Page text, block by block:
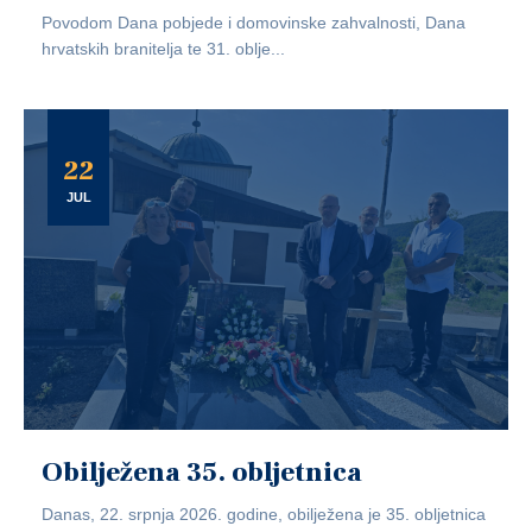
Povodom Dana pobjede i domovinske zahvalnosti, Dana
hrvatskih branitelja te 31. oblje...
22
JUL
Obilježena 35. obljetnica
Danas, 22. srpnja 2026. godine, obilježena je 35. obljetnica